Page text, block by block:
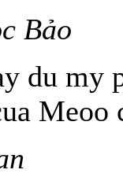
Bảo
du my